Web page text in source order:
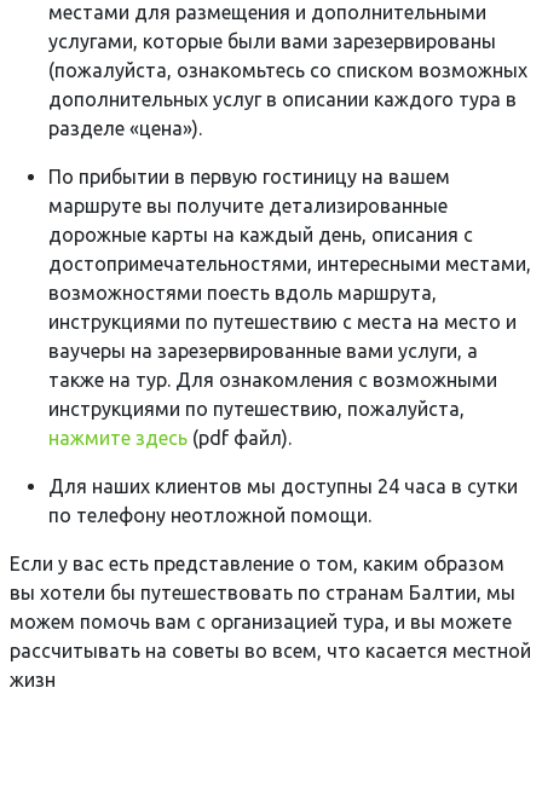
местами для размещения и дополнительными
услугами, которые были вами зарезервированы
(пожалуйста, ознакомьтесь со списком возможных
дополнительных услуг в описании каждого тура в
разделе «цена»).
По прибытии в первую гостиницу на вашем
маршруте вы получите детализированные
дорожные карты на каждый день, описания с
достопримечательностями, интересными местами,
возможностями поесть вдоль маршрута,
инструкциями по путешествию с места на место и
ваучеры на зарезервированные вами услуги, а
также на тур. Для ознакомления с возможными
инструкциями по путешествию, пожалуйста,
нажмите здесь (pdf файл).
Для наших клиентов мы доступны 24 часа в сутки
по телефону неотложной помощи.
Если у вас есть представление о том, каким образом
вы хотели бы путешествовать по странам Балтии, мы
можем помочь вам с организацией тура, и вы можете
рассчитывать на советы во всем, что касается местной
жизн